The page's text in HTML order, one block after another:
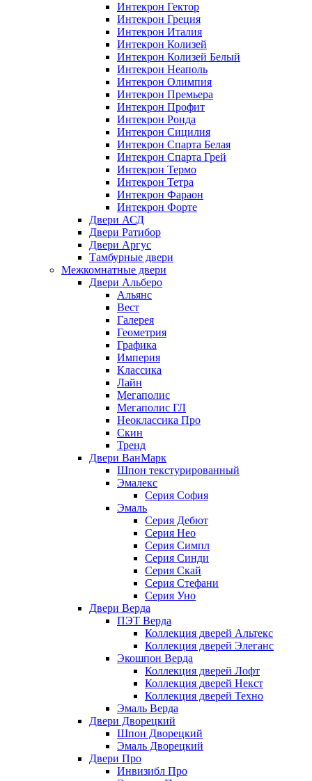
Интекрон Гектор
Интекрон Греция
Интекрон Италия
Интекрон Колизей
Интекрон Колизей Белый
Интекрон Неаполь
Интекрон Олимпия
Интекрон Премьера
Интекрон Профит
Интекрон Ронда
Интекрон Сицилия
Интекрон Спарта Белая
Интекрон Спарта Грей
Интекрон Термо
Интекрон Тетра
Интекрон Фараон
Интекрон Форте
Двери АСД
Двери Ратибор
Двери Аргус
Тамбурные двери
Межкомнатные двери
Двери Альберо
Альянс
Вест
Галерея
Геометрия
Графика
Империя
Классика
Лайн
Мегаполис
Мегаполис ГЛ
Неоклассика Про
Скин
Тренд
Двери ВанМарк
Шпон текстурированный
Эмалекс
Серия София
Эмаль
Серия Дебют
Серия Нео
Серия Симпл
Серия Синди
Серия Скай
Серия Стефани
Серия Уно
Двери Верда
ПЭТ Верда
Коллекция дверей Альтекс
Коллекция дверей Элеганс
Экошпон Верда
Коллекция дверей Лофт
Коллекция дверей Некст
Коллекция дверей Техно
Эмаль Верда
Двери Дворецкий
Шпон Дворецкий
Эмаль Дворецкий
Двери Про
Инвизибл Про